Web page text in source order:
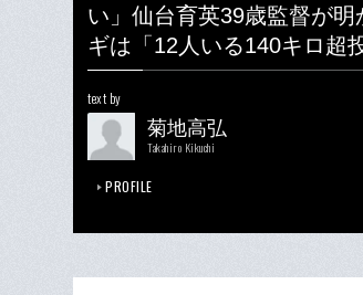
い」仙台育英39歳監督が明
ギは「12人いる140キロ超
text by
菊地高弘
Takahiro Kikuchi
PROFILE